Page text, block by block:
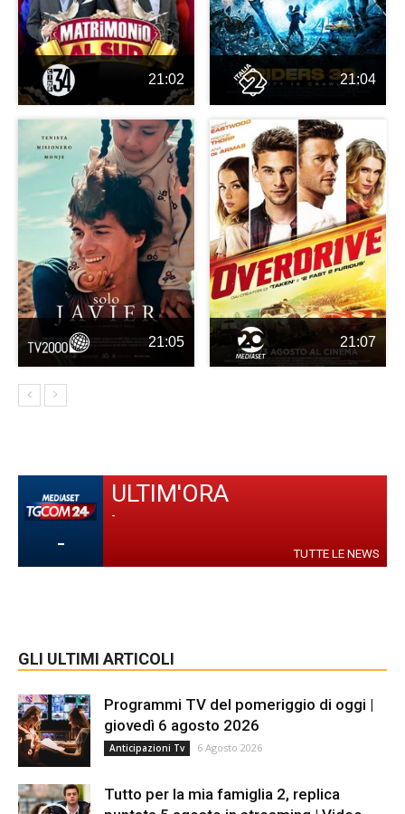
21:02 21:04
21:05 21:07
-
ULTIM'ORA
-
TUTTE LE NEWS
GLI ULTIMI ARTICOLI
Programmi TV del pomeriggio di oggi |
giovedì 6 agosto 2026
Anticipazioni Tv 6 Agosto 2026
Tutto per la mia famiglia 2, replica